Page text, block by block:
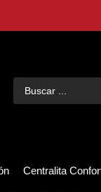
Centralita